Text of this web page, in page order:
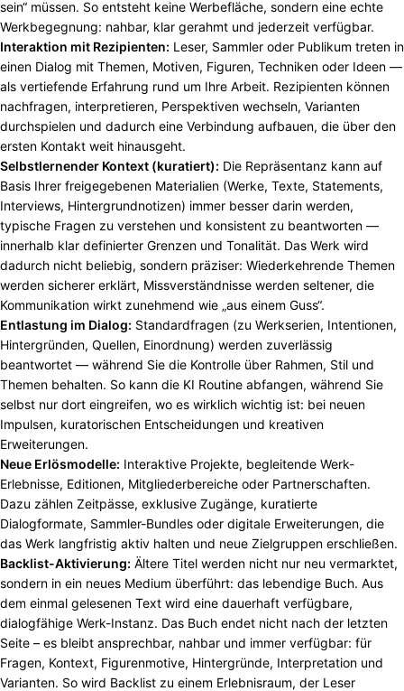
sein“ müssen. So entsteht keine Werbefläche, sondern eine echte
Werkbegegnung: nahbar, klar gerahmt und jederzeit verfügbar.
Interaktion mit Rezipienten: Leser, Sammler oder Publikum treten in
einen Dialog mit Themen, Motiven, Figuren, Techniken oder Ideen —
als vertiefende Erfahrung rund um Ihre Arbeit. Rezipienten können
nachfragen, interpretieren, Perspektiven wechseln, Varianten
durchspielen und dadurch eine Verbindung aufbauen, die über den
ersten Kontakt weit hinausgeht.
Selbstlernender Kontext (kuratiert): Die Repräsentanz kann auf
Basis Ihrer freigegebenen Materialien (Werke, Texte, Statements,
Interviews, Hintergrundnotizen) immer besser darin werden,
typische Fragen zu verstehen und konsistent zu beantworten —
innerhalb klar definierter Grenzen und Tonalität. Das Werk wird
dadurch nicht beliebig, sondern präziser: Wiederkehrende Themen
werden sicherer erklärt, Missverständnisse werden seltener, die
Kommunikation wirkt zunehmend wie „aus einem Guss“.
Entlastung im Dialog: Standardfragen (zu Werkserien, Intentionen,
Hintergründen, Quellen, Einordnung) werden zuverlässig
beantwortet — während Sie die Kontrolle über Rahmen, Stil und
Themen behalten. So kann die KI Routine abfangen, während Sie
selbst nur dort eingreifen, wo es wirklich wichtig ist: bei neuen
Impulsen, kuratorischen Entscheidungen und kreativen
Erweiterungen.
Neue Erlösmodelle: Interaktive Projekte, begleitende Werk-
Erlebnisse, Editionen, Mitgliederbereiche oder Partnerschaften.
Dazu zählen Zeitpässe, exklusive Zugänge, kuratierte
Dialogformate, Sammler-Bundles oder digitale Erweiterungen, die
das Werk langfristig aktiv halten und neue Zielgruppen erschließen.
Backlist-Aktivierung: Ältere Titel werden nicht nur neu vermarktet,
sondern in ein neues Medium überführt: das lebendige Buch. Aus
dem einmal gelesenen Text wird eine dauerhaft verfügbare,
dialogfähige Werk-Instanz. Das Buch endet nicht nach der letzten
Seite – es bleibt ansprechbar, nahbar und immer verfügbar: für
Fragen, Kontext, Figurenmotive, Hintergründe, Interpretation und
Varianten. So wird Backlist zu einem Erlebnisraum, der Leser